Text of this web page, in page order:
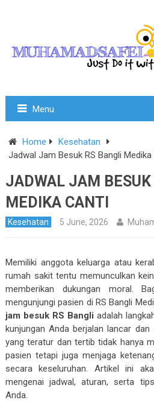
Menu
Home
Kesehatan
Jadwal Jam Besuk RS Bangli Medika
JADWAL JAM BESUK
MEDIKA CANTI
Kesehatan 5 June, 2026
Memiliki anggota keluarga atau
rumah sakit tentu memunculkan
memberikan dukungan moral.
mengunjungi pasien di RS Bangli
jam besuk RS Bangli adalah
kunjungan Anda berjalan lancar dan
yang teratur dan tertib tidak hanya
pasien tetapi juga menjaga
secara keseluruhan. Artikel ini
mengenai jadwal, aturan, serta
Anda.